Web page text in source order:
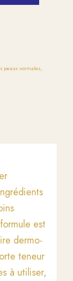
peaux normales,
est
dermo-
teneur
à utiliser,